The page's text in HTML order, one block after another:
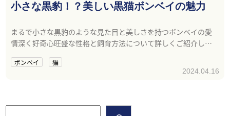
小さな黒豹！？美しい黒猫ボンベイの魅力
まるで小さな黒豹のような見た目と美しさを持つボンベイの愛
情深く好奇心旺盛な性格と飼育方法について詳しくご紹介しま
ボンベイ 猫
2024.04.16
検索